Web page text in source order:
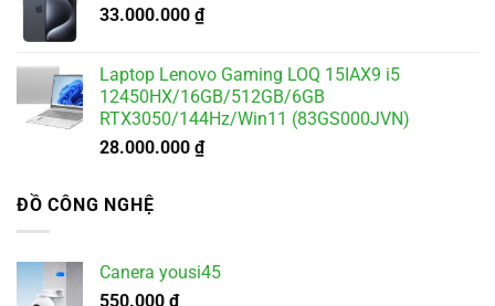
33.000.000 ₫
Laptop Lenovo Gaming LOQ 15IAX9 i5
12450HX/16GB/512GB/6GB
RTX3050/144Hz/Win11 (83GS000JVN)
28.000.000 ₫
ĐỒ CÔNG NGHỆ
Canera yousi45
550.000 ₫